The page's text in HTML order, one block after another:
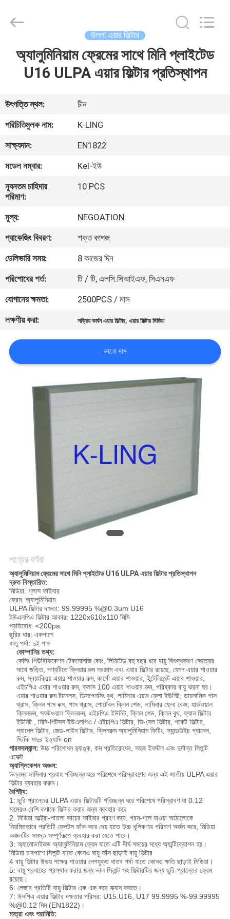
বাড়ি
আমাদের
সম্বন্ধে
কারখানা
পরিদর্শন
গুণমান
নিয়ন্ত্রণ
আমাদের
সাথে
যোগাযোগ
খবর
গোপনীয়তা
Technology
Company.
উলপা এয়ার ফিল্টার
অ্যালুমিনিয়াম ফ্রেমের সাথে মিনি প্লাইটেড
U16 ULPA এয়ার ফিল্টার প্রতিস্থাপন
উৎপত্তি স্থল:
চীন
পরিচিতিমুলক নাম:
K-LING
সাক্ষ্যদান:
EN1822
মডেল নম্বার:
Kel-ইউ
ন্যূনতম চাহিদার
পরিমাণ:
10 PCS
মূল্য:
NEGOATION
প্যাকেজিং বিবরণ:
শক্ত কাগজ
ডেলিভারি সময়:
8 কাজের দিন
পরিশোধের শর্ত:
টি / টি, এলসি.সিআইএফ, সিএনএফ
যোগানের ক্ষমতা:
2500PCS / মাস
লক্ষণীয় করা:
সক্রিয় কার্বন এয়ার ফিল্টার,এয়ার ফিল্টার মিডিয়া
ভালো দাম
পণ্যের বর্ণনা
অ্যালুমিনিয়াম ফ্রেমের সাথে মিনি প্লাইটেড U16 ULPA এয়ার ফিল্টার প্রতিস্থাপন
দ্রুত বিস্তারিত:
মিডিয়া: গ্লাস ফাইবার
ফ্রেম: অ্যালুমিনিয়াম
ULPA ফিল্টার দক্ষতা: 99.99995 %@0.3um U16
ইউএলপিএ ফিল্টার আকার: 1220x610x110 মিমি
প্রতিরোধ: <200pa
ছুরির ধার: একপাশে
ধাতু পর্দা: দুই পক্ষ
কোম্পানির তথ্য:
কেলিং পিউরিফিকেশন টেকনোলজি কোং, লিমিটেড বহু বছর ধরে বায়ু বিশুদ্ধকরণ ক্ষেত্রের
সাথে জড়িত, পণ্যটিতেক্লিয়াররুম সরঞ্জাম এবং এয়ার ফিল্টার রয়েছে, যেমন এয়ার শাওয়ার
রুম, স্বয়ংক্রিয় এয়ার শাওয়ার রুম, কার্গো এয়ার শাওয়ার, ইন্টেলিজেন্ট এয়ার শাওয়ার,
এইচপিএ এয়ার শাওয়ার রুম, ক্লাস 100 এয়ার শাওয়ার রুম, পরিষ্কার বায়ু ঝরনা ঘর।
এয়ার শাওয়ার রুম টানেলস, ডিসপেনসিং বুথ, লামিনার এয়ার ফ্লো ইউনিট, ডায়নামিক পাস
থ্রাস, ক্লিন পাস বক্স, পাস থ্রাস, পোর্টেবল ক্লিন শেড, লামিনার ফ্লো বেঞ্চ, হার্ডওয়াল
ক্লিনরুম, সফটওয়াল ক্লিনরুম, এইচপিএ ইউনিট, ক্লিন শেড, ক্লিন বুথ, ফ্যান ফিল্টার
ইউনিট , মিনি-পিটসস ইউএলপিএ / এইচপিএ ফিল্টার, ভি-সেল ফিল্টার, পকেট ফিল্টার,
প্যানেল ফিল্টার, জেড-লাইন ফিল্টার, ক্লিনরুম অ্যালুমিনিয়াম ফিটিং, স্যান্ডউইচ প্যানেল,
স্টিকি মাদুর ইত্যাদি on
পারফরম্যান্স: উচ্চ পরিশোধন র‌্যাঙ্ক, কম প্রতিরোধের, সহজ ইনস্টল এবং দুর্দান্ত সিলান্ট
এফেক্ট
অ্যাপ্লিকেশন অঞ্চল:
উল্লম্ব লামিনার প্রবাহ পরিচ্ছন্ন ঘরে পরিশেষে পরিস্রাবণের জন্য এই জাতীয় ULPA এয়ার
ফিল্টার ব্যবহার করুন।
বৈশিষ্ট্য:
1: ছুরি প্রান্তের ULPA এয়ার ফিল্টারটি পরিচ্ছন্ন ঘরে পরিশেষে পরিস্রাবণ যা 0.12
মামেরও বেশি কণাকে ফিল্টার করার জন্য ব্যবহার করে
2: মিডিয়া আল্ট্রা-পাতলা কাচের ফাইবার গ্রহণ করে, গরম-গলে যাওয়া আঠালোকে
নিয়মিতভাবে প্রতিটি ফ্লেটস ফাঁক করে দেয় যাতে উচ্চ ধূলিকণার পরিমাণ অর্জন করে, মিডিয়া
অঞ্চলটির সমস্ত সম্পূর্ণরূপে ব্যবহার করা যেতে পারে।
3: অ্যানোডাইজড অ্যালুমিনিয়াম ফ্রেম যাতে এটি দীর্ঘ সময়ের মধ্যে অ্যান্টিক্রোশন হয়।
মিডিয়া চারপাশে সিলান্ট যাতে কোনও বায়ু ফাঁস ছাড়াই বায়ু ফিল্টার
4 বায়ু ফিল্টার উভয় পক্ষের পাওয়ার লেপযুক্ত ধাতব পর্দা যাতে কোনও ক্ষতি ছাড়াই মিডিয়া।
5: বায়ু প্রবাহের প্রস্থান করার জন্য ভাল সিলান্ট সহ ফিল্টারটির জন্য ছুরি-প্রান্তের ফ্রেম
রয়েছে।
6: লেজার প্রতিটি বায়ু ফিল্টার এক এক করে স্ক্যান করতে।
7: উলপিএ এয়ার ফিল্টার দক্ষতার পরিসর: U15.U16, U17 99.9995 %-99.99995
%@0.12 মিম (EN1822)।
মাত্রা এবং পরামিতি: